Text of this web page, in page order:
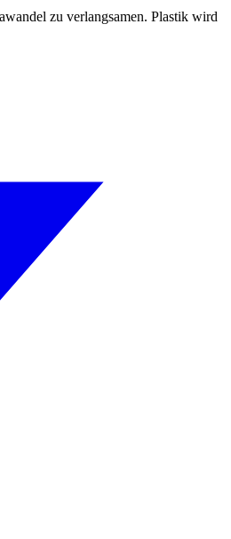
zu verlangsamen. Plastik wird